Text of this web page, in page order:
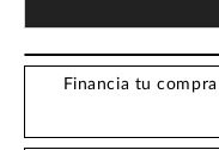
Financia tu